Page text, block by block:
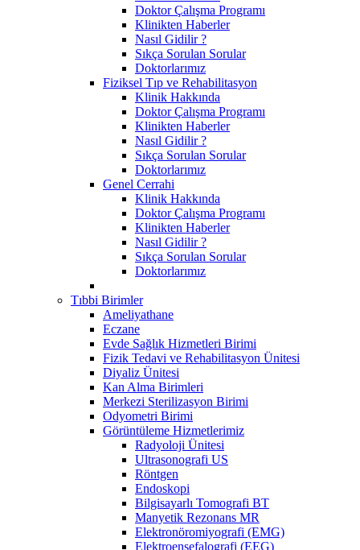
Doktor Çalışma Programı
Klinikten Haberler
Nasıl Gidilir ?
Sıkça Sorulan Sorular
Doktorlarımız
Fiziksel Tıp ve Rehabilitasyon
Klinik Hakkında
Doktor Çalışma Programı
Klinikten Haberler
Nasıl Gidilir ?
Sıkça Sorulan Sorular
Doktorlarımız
Genel Cerrahi
Klinik Hakkında
Doktor Çalışma Programı
Klinikten Haberler
Nasıl Gidilir ?
Sıkça Sorulan Sorular
Doktorlarımız
Tıbbi Birimler
Ameliyathane
Eczane
Evde Sağlık Hizmetleri Birimi
Fizik Tedavi ve Rehabilitasyon Ünitesi
Diyaliz Ünitesi
Kan Alma Birimleri
Merkezi Sterilizasyon Birimi
Odyometri Birimi
Görüntüleme Hizmetlerimiz
Radyoloji Ünitesi
Ultrasonografi US
Röntgen
Endoskopi
Bilgisayarlı Tomografi BT
Manyetik Rezonans MR
Elektronöromiyografi (EMG)
Elektroensefalografi (EEG)